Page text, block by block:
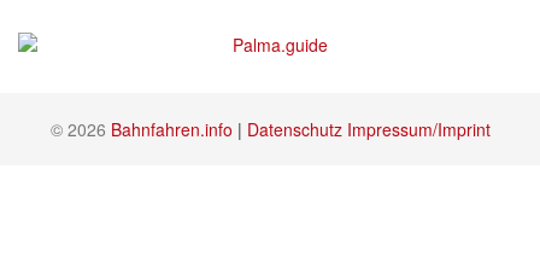
© 2026 Bahnfahren.info | Datenschutz Impressum/Imprint